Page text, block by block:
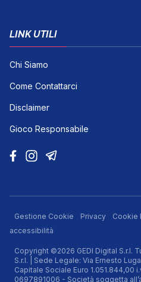
LINK UTILI
Chi Siamo
Come Contattarci
Disclaimer
Gioco Responsabile
Gestione Cookie Privacy Cookie
accessibilità
Copyright ©2026 GEDI Digital S.r.l.
S.r.l. | Sede Legale: Via Ernesto
Capitale Sociale Euro 1.051.844,00
0697891006 - Società soggetta